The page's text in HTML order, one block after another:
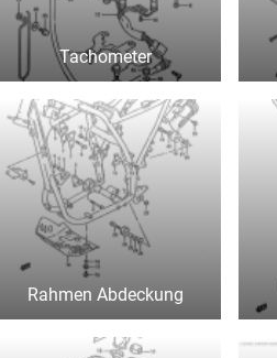
Tachometer
Rahmen Abdeckung